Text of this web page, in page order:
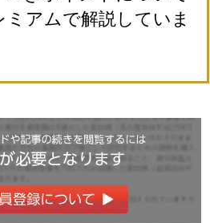
アムで解説していま